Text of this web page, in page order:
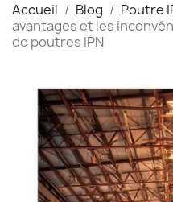
Accueil Blog Poutre
avantages et les
de poutres IPN